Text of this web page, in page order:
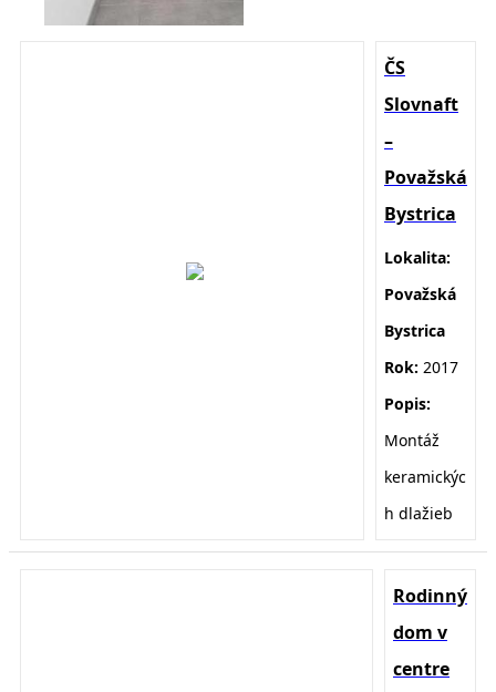
ČS
Slovnaft
–
Považská
Bystrica
Lokalita:
Považská
Bystrica
Rok: 2017
Popis:
Montáž
keramickýc
h dlažieb
Rodinný
dom v
centre